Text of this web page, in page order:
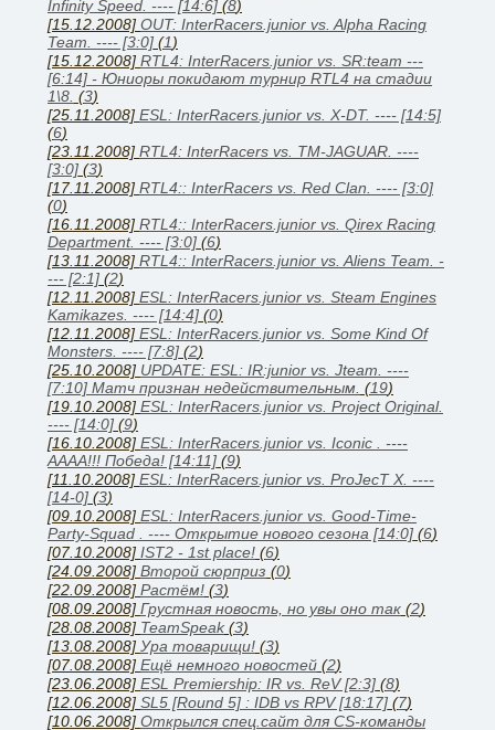
Infinity Speed. ---- [14:6] (8)
[15.12.2008] OUT: InterRacers.junior vs. Alpha Racing
Team. ---- [3:0] (1)
[15.12.2008] RTL4: InterRacers.junior vs. SR:team ---
[6:14] - Юниоры покидают турнир RTL4 на стадии
1\8. (3)
[25.11.2008] ESL: InterRacers.junior vs. X-DT. ---- [14:5]
(6)
[23.11.2008] RTL4: InterRacers vs. TM-JAGUAR. ----
[3:0] (3)
[17.11.2008] RTL4:: InterRacers vs. Red Clan. ---- [3:0]
(0)
[16.11.2008] RTL4:: InterRacers.junior vs. Qirex Racing
Department. ---- [3:0] (6)
[13.11.2008] RTL4:: InterRacers.junior vs. Aliens Team. -
--- [2:1] (2)
[12.11.2008] ESL: InterRacers.junior vs. Steam Engines
Kamikazes. ---- [14:4] (0)
[12.11.2008] ESL: InterRacers.junior vs. Some Kind Of
Monsters. ---- [7:8] (2)
[25.10.2008] UPDATE: ESL: IR:junior vs. Jteam. ----
[7:10] Матч признан недействительным. (19)
[19.10.2008] ESL: InterRacers.junior vs. Project Original.
---- [14:0] (9)
[16.10.2008] ESL: InterRacers.junior vs. Iconic . ----
АААА!!! Победа! [14:11] (9)
[11.10.2008] ESL: InterRacers.junior vs. ProJecT X. ----
[14-0] (3)
[09.10.2008] ESL: InterRacers.junior vs. Good-Time-
Party-Squad . ---- Открытие нового сезона [14:0] (6)
[07.10.2008] IST2 - 1st place! (6)
[24.09.2008] Второй сюрприз (0)
[22.09.2008] Растём! (3)
[08.09.2008] Грустная новость, но увы оно так (2)
[28.08.2008] TeamSpeak(3)
[13.08.2008] Ура товарищи! (3)
[07.08.2008] Ещё немного новостей (2)
[23.06.2008] ESL Premiership: IR vs. ReV [2:3] (8)
[12.06.2008] SL5 [Round 5] : IDB vs RPV [18:17] (7)
[10.06.2008] Открылся спец.сайт для CS-команды